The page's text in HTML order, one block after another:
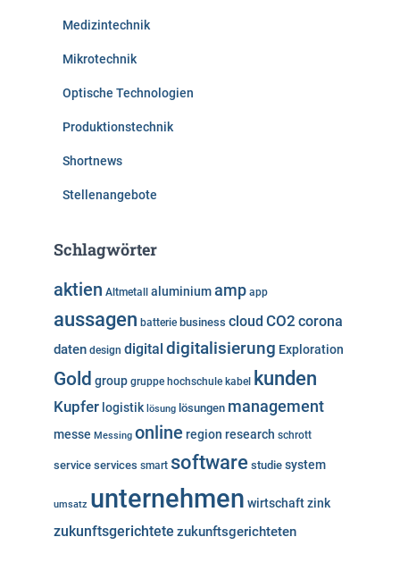
Medizintechnik
Mikrotechnik
Optische Technologien
Produktionstechnik
Shortnews
Stellenangebote
Schlagwörter
aktien Altmetall aluminiumamp app
aussagen batterie business cloud CO2 corona
daten design digital digitalisierung Exploration
Gold group gruppe hochschule kabel kunden
Kupfer logistik lösung lösungen management
messe Messing online region research schrott
service services smart software studie system
umsatz unternehmen wirtschaftzink
zukunftsgerichtete zukunftsgerichteten